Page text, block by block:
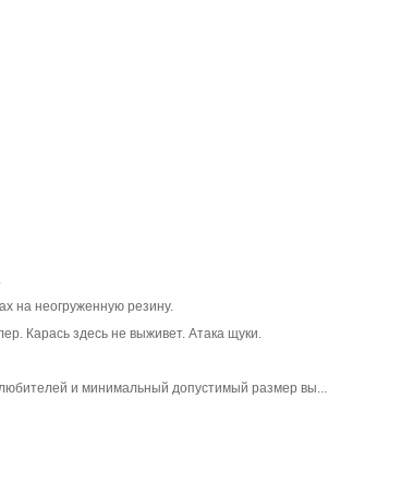
на неогруженную резину.
Карась здесь не выживет. Атака щуки.
и минимальный допустимый размер вы...